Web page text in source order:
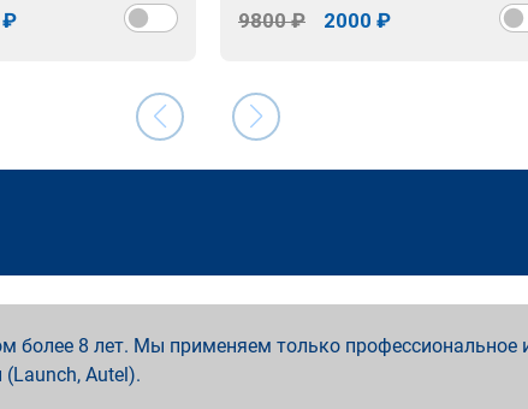
₽ 9800 ₽ 2000 ₽
8 лет. Мы применяем только профессиональное
(Launch, Autel).